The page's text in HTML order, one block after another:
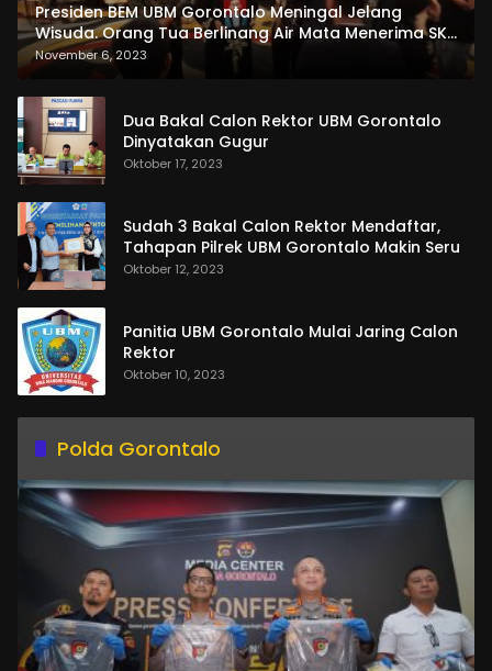
Presiden BEM UBM Gorontalo Meningal Jelang
Wisuda. Orang Tua Berlinang Air Mata Menerima SKL
dan Pemasangan Salempang
November 6, 2023
Dua Bakal Calon Rektor UBM Gorontalo
Dinyatakan Gugur
Oktober 17, 2023
Sudah 3 Bakal Calon Rektor Mendaftar,
Tahapan Pilrek UBM Gorontalo Makin Seru
Oktober 12, 2023
Panitia UBM Gorontalo Mulai Jaring Calon
Rektor
Oktober 10, 2023
Polda Gorontalo